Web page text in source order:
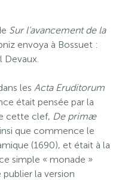
Sur l’avancement de la
envoya à Bossuet :
Devaux.
lesActa Eruditorum
était pensée par la
cette clef, De primæ
que commence le
(1690), et était à la
simple « monade »
publier la version